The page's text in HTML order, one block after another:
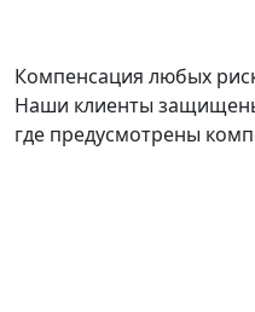
Компенсация любых
Наши клиенты
где предусмотрены